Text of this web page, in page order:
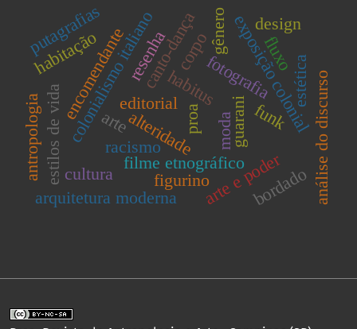
resenha
editorial
canto-dança
guarani
alteridade
filme etnográfico
racismo
colonialismo italiano
arte e poder
fotografia
exposição colonial
encomendante habitus
habitação
estilos de vida
arquitetura moderna
antropologia cultura
estética
putagrafias
análise do discurso
proa
arte
gênero
bordado
figurino
moda funk
fluxo
corpo
design